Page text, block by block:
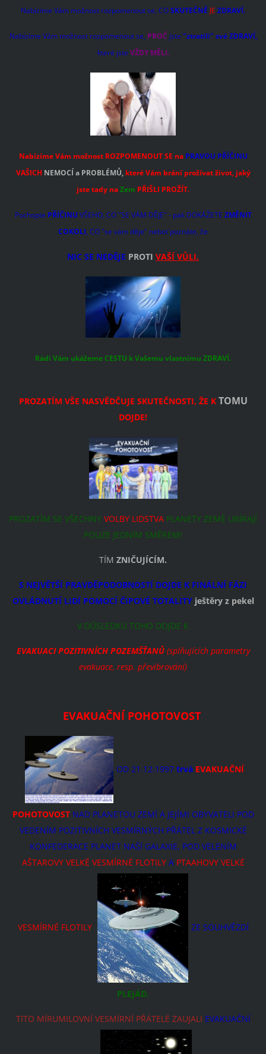
Nabízíme Vám možnost rozpomenout se, COSKUTEČNĚ JE ZDRAVÍ.
Nabízíme Vám možnost rozpomenout se, PROČ jste "ztratili" své ZDRAVÍ,
které jste VŽDY MĚLI.
Nabízíme Vám možnost ROZPOMENOUT SE na PRAVOU PŘÍČINU
VAŠICH NEMOCÍ a PROBLÉMŮ,které Vám brání prožívat život, jaký
jste tady naZem PŘIŠLI PROŽÍT.
Pochopte PŘÍČINU VŠEHO, CO "SE VÁM DĚJE" - pak DOKÁŽETE ZMĚNIT
COKOLI, CO "se vám děje" neboť poznáte, že
NIC SE NEDĚJE PROTI VAŠÍ VŮLI.
Rádi Vám ukážeme CESTU k Vašemu vlastnímu ZDRAVÍ.
PROZATÍM VŠE NASVĚDČUJE SKUTEČNOSTI, ŽE K TOMU
DOJDE!
PROZATÍM SE VŠECHNY VOLBY LIDSTVA PLANETY ZEMĚ UBÍRAJÍ
POUZE JEDNÍM SMĚREM!
TÍM ZNIČUJÍCÍM.
S NEJVĚTŠÍ PRAVDĚPODOBNOSTÍ DOJDE K FINÁLNÍ FÁZI
OVLÁDNUTÍ LIDÍ POMOCÍ ČIPOVÉ TOTALITY ještěry z pekel
V DŮSLEDKU TOHO DOJDE K
EVAKUACI POZITIVNÍCH POZEMŠŤANŮ (splňujících parametry
evakuace, resp. převibrování)
EVAKUAČNÍ POHOTOVOST
OD 21.12.1997 trvá EVAKUAČNÍ
POHOTOVOST NAD PLANETOU ZEMÍ A JEJÍMI OBYVATELI POD
VEDENÍM POZITIVNÍCH VESMÍRNÝCH PŘÁTEL Z KOSMICKÉ
KONFEDERACE PLANET NAŠÍ GALAXIE, POD VELENÍM
AŠTAROVY VELKÉ VESMÍRNÉ FLOTILYA PTAAHOVY VELKÉ
VESMÍRNÉ FLOTILY ZE SOUHVĚZDÍ
PLEJÁD.
TITO MÍRUMILOVNÍ VESMÍRNÍ PŘÁTELÉ ZAUJALI EVAKUAČNÍ